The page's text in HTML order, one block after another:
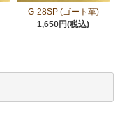
G-28SP (ゴート革)
1,650円(税込)